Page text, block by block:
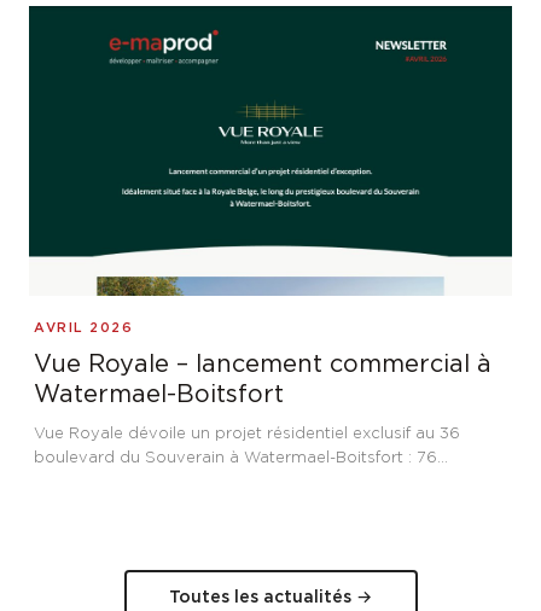
AVRIL 2026
Vue Royale – lancement commercial à
Watermael-Boitsfort
Vue Royale dévoile un projet résidentiel exclusif au 36
boulevard du Souverain à Watermael-Boitsfort : 76
Toutes les actualités →